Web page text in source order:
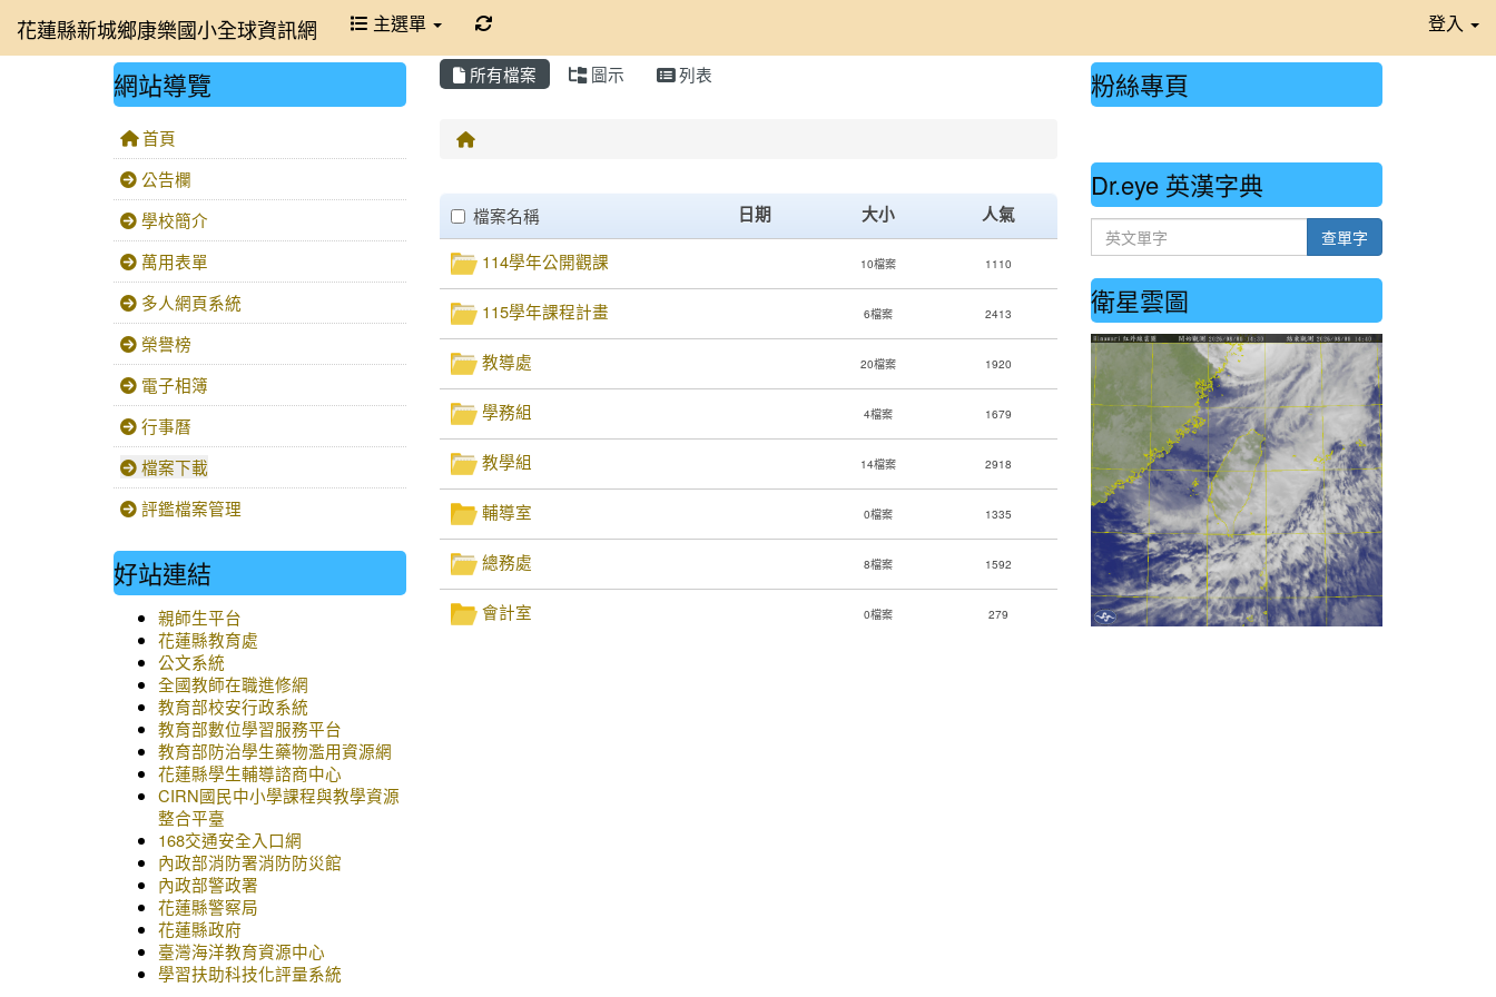
花蓮縣新城鄉康樂國小全球資訊網 主選單 登入
所有檔案 圖示 列表
回首頁
Files List
clickAll
檔案名稱 日期 大小
人氣
114學年公開觀課
10檔案 1110
115學年課程計畫 6檔案 2413
教導處 20檔案 1920
學務組 4檔案 1679
教學組 14檔案 2918
輔導室 0檔案 1335
總務處 8檔案 1592
會計室 0檔案 279
網站導覽
首頁
公告欄
學校簡介
萬用表單
多人網頁系統
榮譽榜
電子相簿
行事曆
檔案下載
評鑑檔案管理
好站連結
親師生平台
花蓮縣教育處
公文系統
全國教師在職進修網
教育部校安行政系統
教育部數位學習服務平台
教育部防治學生藥物濫用資源網
花蓮縣學生輔導諮商中心
CIRN國民中小學課程與教學資源
整合平臺
168交通安全入口網
內政部消防署消防防災館
內政部警政署
花蓮縣警察局
花蓮縣政府
臺灣海洋教育資源中心
學習扶助科技化評量系統
粉絲專頁
Dr.eye 英漢字典
英文單字 查單字
衛星雲圖